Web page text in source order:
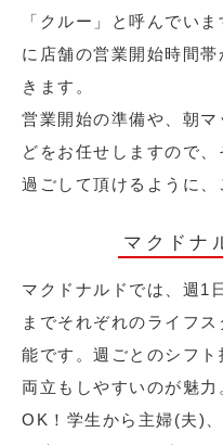
「クルー」と呼んでい
に店舗の営業開始時間
きます。
営業開始の準備や、朝
どをお任せしますので
過ごして頂けるように、
マクドナ
マクドナルドでは、週1
までそれぞれのライフ
能です。週ごとのシフ
両立もしやすいのが魅
OK！学生から主婦(夫)